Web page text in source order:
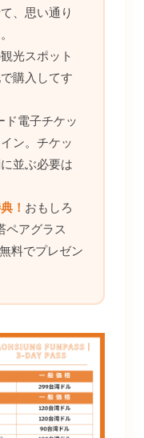
、思い通り
光スポット
購入してす
ド電子チケッ
ン。チケッ
並ぶ必要は
！ おもしろ
ペアグラス
料でプレゼン